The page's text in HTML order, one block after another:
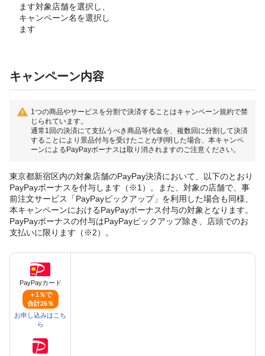
ます対象店舗を選択し、
キャンペーン名を選択し
ます
キャンペーン内容
1つの商品やサービスを分割で決済することはキャンペーン規約で禁
じられています。
通常1回の決済にて支払うべき商品等代金を、複数回に分割して決済
することにより景品付与を受けたことが判明した場合、本キャンペ
ーンによるPayPayボーナスは取り消されますのご注意ください。
東京都新宿区内の対象店舗のPayPay決済において、以下のとおり
PayPayボーナスを付与します（※1）。また、対象の店舗で、事
前注文サービス「PayPayピックアップ」を利用した場合も同様、
本キャンペーンにおけるPayPayボーナス付与の対象となります。
PayPayボーナスの付与はPayPayピックアップ除き、店頭でのお
支払いに限ります（※2）。
PayPayカード
＋1％で
合計26％
お申し込みはこち
ら